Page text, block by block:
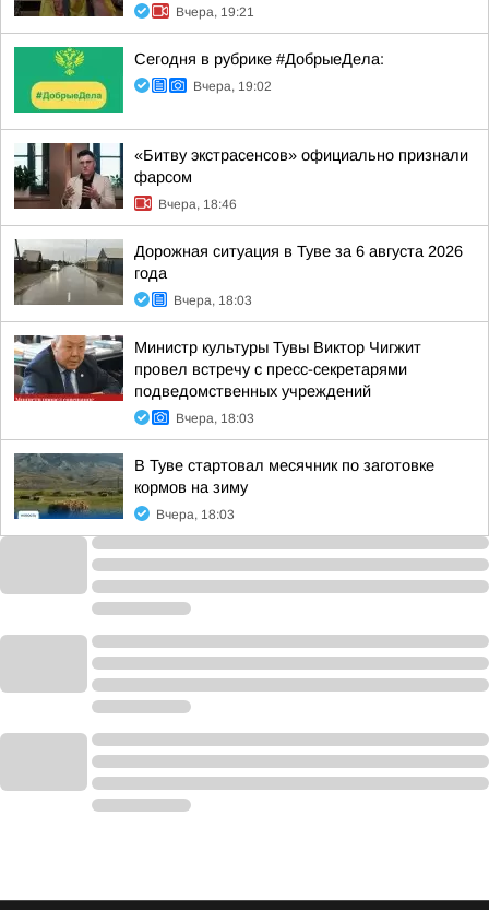
Вчера, 19:21
Сегодня в рубрике #ДобрыеДела:
Вчера, 19:02
«Битву экстрасенсов» официально признали
фарсом
Вчера, 18:46
Дорожная ситуация в Туве за 6 августа 2026
года
Вчера, 18:03
Министр культуры Тувы Виктор Чигжит
провел встречу с пресс-секретарями
подведомственных учреждений
Вчера, 18:03
В Туве стартовал месячник по заготовке
кормов на зиму
Вчера, 18:03